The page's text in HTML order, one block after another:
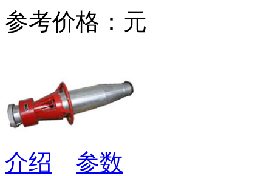
参考价格：元
介绍
参数